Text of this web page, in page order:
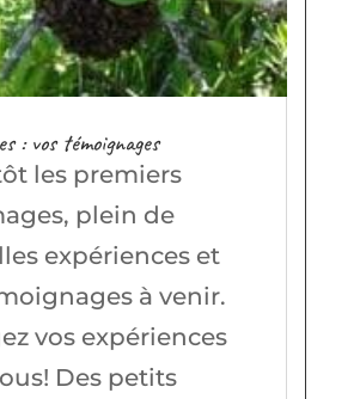
: vos témoignages
les premiers
plein de
expériences et
à venir.
vos expériences
Des petits